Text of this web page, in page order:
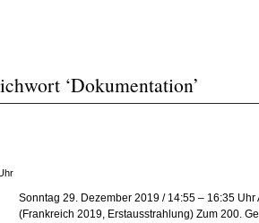
‘Dokumentation’
Sonntag 29. Dezember 2019 / 14:55 – 16:35 Uhr
(Frankreich 2019, Erstausstrahlung) Zum 200.